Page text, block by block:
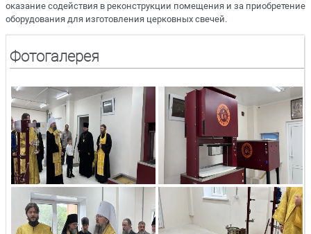
оказание содействия в реконструкции помещения и за приобретение
оборудования для изготовления церковных свечей.
Фотогалерея